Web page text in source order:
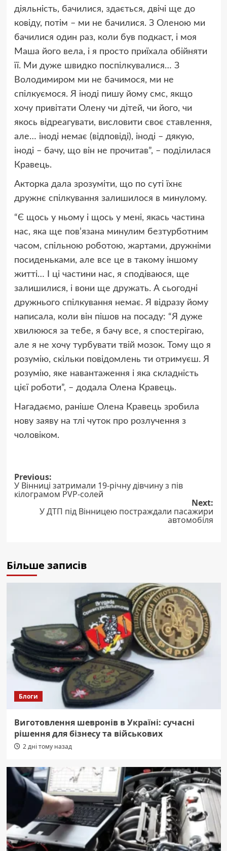
діяльність, бачилися, здається, двічі ще до
ковіду, потім – ми не бачилися. З Оленою ми
бачилися один раз, коли був подкаст, і моя
Маша його вела, і я просто приїхала обійняти
її. Ми дуже швидко поспілкувалися… З
Володимиром ми не бачимося, ми не
спілкуємося. Я іноді пишу йому смс, якщо
хочу привітати Олену чи дітей, чи його, чи
якось відреагувати, висловити своє ставлення,
але… іноді немає (відповіді), іноді – дякую,
іноді – бачу, що він не прочитав”, – поділилася
Кравець.
Акторка дала зрозуміти, що по суті їхнє
дружнє спілкування залишилося в минулому.
“Є щось у ньому і щось у мені, якась частина
нас, яка ще пов’язана минулим безтурботним
часом, спільною роботою, жартами, дружніми
посиденьками, але все це в такому іншому
житті… І ці частини нас, я сподіваюся, ще
залишилися, і вони ще дружать. А сьогодні
дружнього спілкування немає. Я відразу йому
написала, коли він пішов на посаду: “Я дуже
хвилююся за тебе, я бачу все, я спостерігаю,
але я не хочу турбувати твій мозок. Тому що я
розумію, скільки повідомлень ти отримуєш. Я
розумію, яке навантаження і яка складність
цієї роботи”, – додала Олена Кравець.
Нагадаємо, раніше Олена Кравець зробила
нову заяву на тлі чуток про розлучення з
чоловіком.
Post
navigation
Previous:
У Вінниці затримали 19-річну дівчину з пів
кілограмом PVP-солей
Next:
У ДТП під Вінницею постраждали пасажири
автомобіля
Більше записів
Блоги
Виготовлення шевронів в Україні: сучасні
рішення для бізнесу та військових
2 дні тому назад